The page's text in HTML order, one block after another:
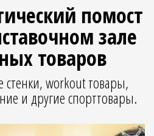
помост
зале
товаров
стенки, workout товары,
и другие спорттовары.